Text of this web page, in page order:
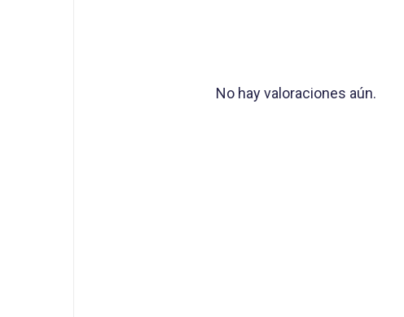
No hay valoraciones aún.